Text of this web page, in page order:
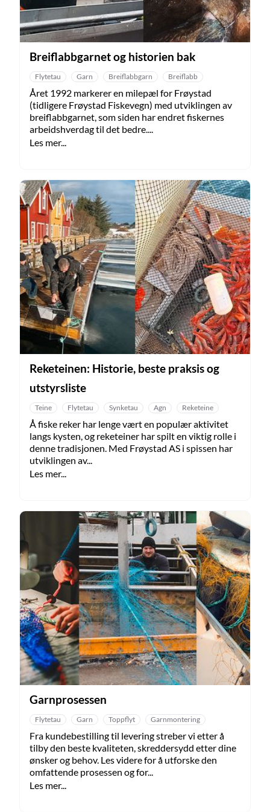
Breiflabbgarnet og historien bak
Flytetau Garn Breiflabbgarn Breiflabb
Året 1992 markerer en milepæl for Frøystad
(tidligere Frøystad Fiskevegn) med utviklingen av
breiflabbgarnet, som siden har endret fiskernes
arbeidshverdag til det bedre....
Les mer...
Reketeinen: Historie, beste praksis og
utstyrsliste
Teine Flytetau Synketau Agn Reketeine
Å fiske reker har lenge vært en populær aktivitet
langs kysten, og reketeiner har spilt en viktig rolle i
denne tradisjonen. Med Frøystad AS i spissen har
utviklingen av...
Les mer...
Garnprosessen
Flytetau Garn Toppflyt Garnmontering
Fra kundebestilling til levering streber vi etter å
tilby den beste kvaliteten, skreddersydd etter dine
ønsker og behov. Les videre for å utforske den
omfattende prosessen og for...
Les mer...